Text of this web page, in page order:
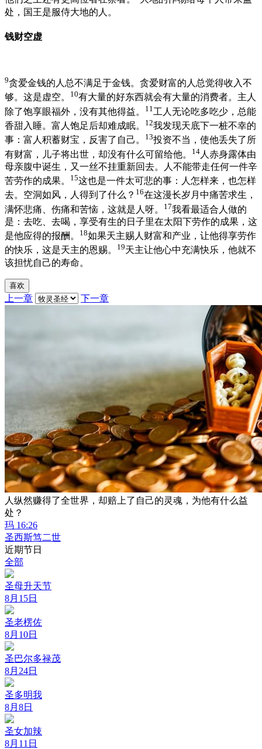
处，国王是服侍大地的人。
钱财空虚
9贪爱金钱的人总不满足于金钱。贪爱财富的人总觉得收入不
够。这是虚空。
10有大量的好东西就会有大量的消费者。主人
除了饱享眼福外，没有其他得益。
11 工人无论吃多吃少，总能
香甜入睡。富人饱足后却难成眠。
12我发现天底下一桩不幸的
事：富人积蓄财宝，反害了自己。
13投资不当，使他丢失了所
有财富，儿子将出世，却没有什么可留给他。
14 人赤身露体由
母亲腹中诞生，又一丝不挂重新回去。人不能带走任何一件辛
苦劳作的成果。
15这也是一件太可悲的事：人怎样来，也怎样
去。空洞如风，人得到了什么？ 16在这漫长岁月中痛苦求生，
满怀悲痛、伤痛和苦恼，这就是人呀。
17我看最适合人做的
是：去吃、去喝，享受有生的日子里在太阳下劳作的成果，这
是他应得的报酬。
18如果天主赐人财富和产业，让他得享劳作
的快乐，这是天主的恩赐。
19天主让他心中充满快乐，他就不
该担忧自己的寿命。
喜欢
上一章 下一章
人纵然赚得了全世界，却赔上了自己的灵魂，为他有什么益
处？
玛 16:26
圣西斯笃二世
近期节日
全部
圣母升天节
8月15日
圣老楞佐
8月10日
圣巴尔多禄茂
8月24日
圣多明我
8月8日
圣女加辣
8月11日